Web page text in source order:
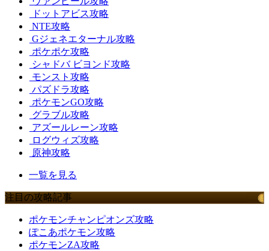
ドットアビス攻略
NTE攻略
Gジェネエターナル攻略
ポケポケ攻略
シャドバ ビヨンド攻略
モンスト攻略
パズドラ攻略
ポケモンGO攻略
グラブル攻略
アズールレーン攻略
ログウィズ攻略
原神攻略
一覧を見る
注目の攻略記事
ポケモンチャンピオンズ攻略
ぽこあポケモン攻略
ポケモンZA攻略